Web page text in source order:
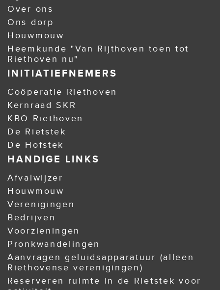
Over ons
Ons dorp
Houwmouw
Heemkunde "Van Rijthoven toen tot
Riethoven nu"
INITIATIEFNEMERS
Coöperatie Riethoven
Kernraad SKR
KBO Riethoven
De Rietstek
De Hofstek
HANDIGE LINKS
Afvalwijzer
Houwmouw
Verenigingen
Bedrijven
Voorzieningen
Pronkwandelingen
Aanvragen geluidsapparatuur (alleen
Riethovense verenigingen)
Reserveren ruimte in de Rietstek voor